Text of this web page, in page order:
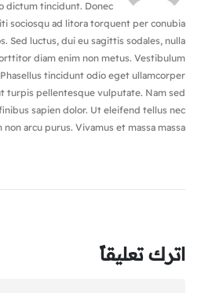
dictum tincidunt. Donec
sociosqu ad litora torquent per conubia
Sed luctus, dui eu sagittis sodales, nulla
diam enim non metus. Vestibulum
tincidunt odio eget ullamcorper
turpis pellentesque vulputate. Nam sed
sapien dolor. Ut eleifend tellus nec
arcu purus. Vivamus et massa massa.
اترك تعليقاً